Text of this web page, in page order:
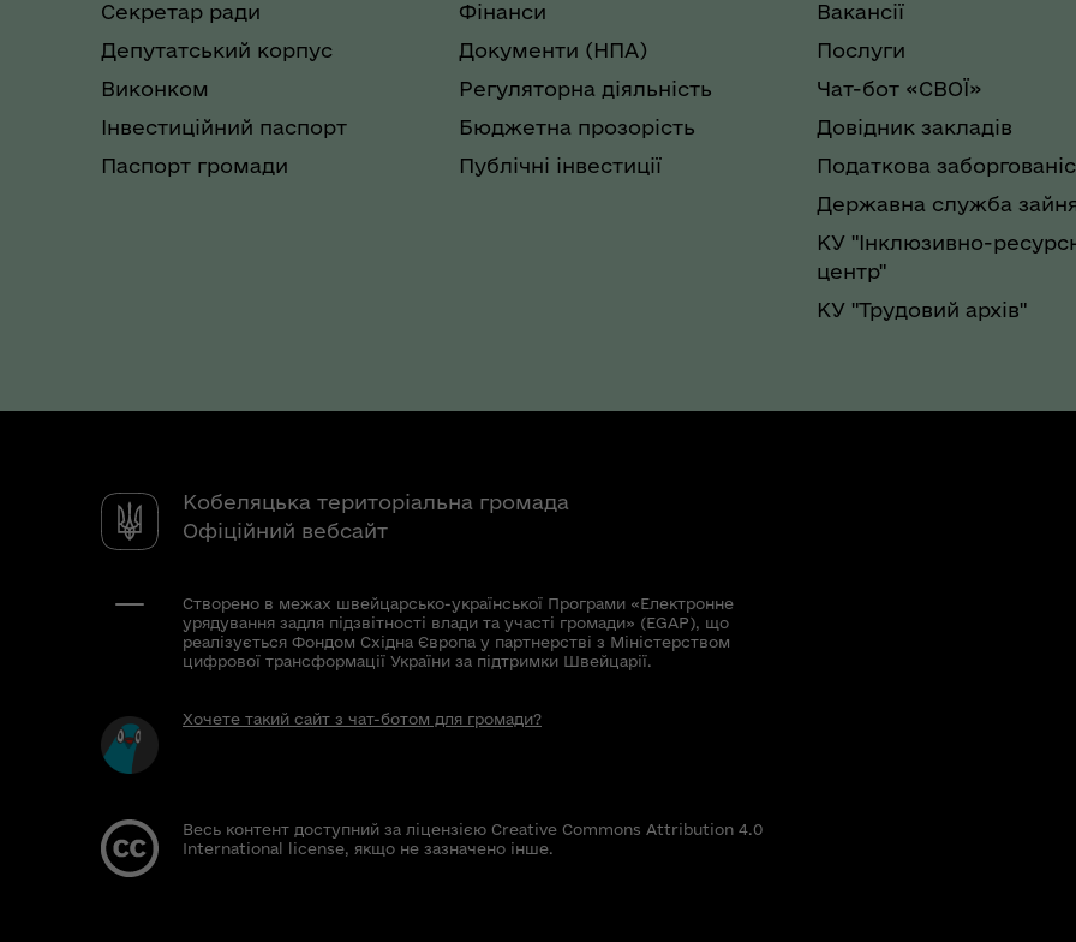
Секретар ради
Депутатський корпус
Виконком
Інвестиційний паспорт
Паспорт громади
Фінанси
Документи (НПА)
Регуляторна діяльність
Бюджетна прозорість
Публічні інвестиції
Вакансії
Послуги
Чат-бот «СВОЇ»
Довідник закладів
Податкова
Державна служба
КУ "Інклюзивно-
центр"
КУ "Трудовий архів"
Кобеляцька територіальна громада
Офіційний вебсайт
Створено в межах швейцарсько-української Програми «Електронне
урядування задля підзвітності влади та участі громади» (EGAP), що
реалізується Фондом Східна Європа у партнерстві з Міністерством
цифрової трансформації України за підтримки Швейцарії.
Хочете такий сайт з чат-ботом для громади?
Весь контент доступний за ліцензією Creative Commons Attribution 4.0
International license, якщо не зазначено інше.